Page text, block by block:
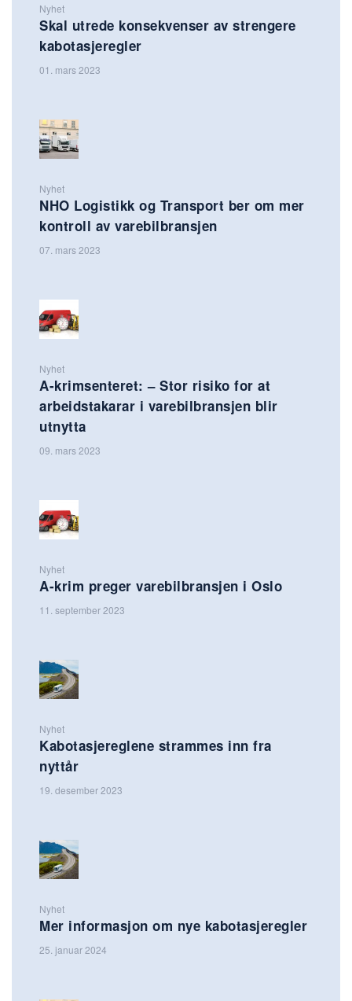
Nyhet
Skal utrede konsekvenser av strengere
kabotasjeregler
01. mars 2023
Nyhet
NHO Logistikk og Transport ber om mer
kontroll av varebilbransjen
07. mars 2023
Nyhet
A-krimsenteret: – Stor risiko for at
arbeidstakarar i varebilbransjen blir
utnytta
09. mars 2023
Nyhet
A-krim preger varebilbransjen i Oslo
11. september 2023
Nyhet
Kabotasjereglene strammes inn fra
nyttår
19. desember 2023
Nyhet
Mer informasjon om nye kabotasjeregler
25. januar 2024